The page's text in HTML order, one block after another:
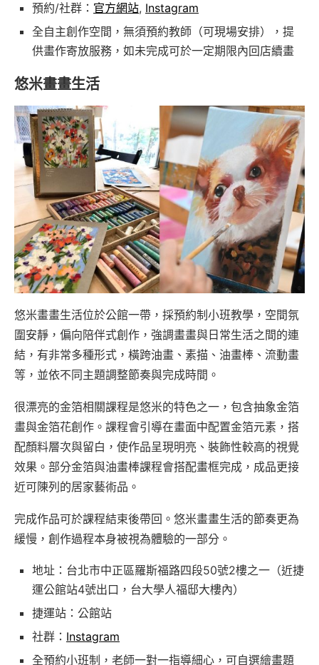
預約/社群： 官方網站, Instagram
全自主創作空間，無須預約教師（可現場安排），提
供畫作寄放服務，如未完成可於一定期限內回店續畫
悠米畫畫生活
悠米畫畫生活位於公館一帶，採預約制小班教學，空間氛
圍安靜，偏向陪伴式創作，強調畫畫與日常生活之間的連
結，有非常多種形式，橫跨油畫、素描、油畫棒、流動畫
等，並依不同主題調整節奏與完成時間。
很漂亮的金箔相關課程是悠米的特色之一，包含抽象金箔
畫與金箔花創作。課程會引導在畫面中配置金箔元素，搭
配顏料層次與留白，使作品呈現明亮、裝飾性較高的視覺
效果。部分金箔與油畫棒課程會搭配畫框完成，成品更接
近可陳列的居家藝術品。
完成作品可於課程結束後帶回。悠米畫畫生活的節奏更為
緩慢，創作過程本身被視為體驗的一部分。
地址：台北市中正區羅斯福路四段50號2樓之一（近捷
運公館站4號出口，台大學人福邸大樓內）
捷運站：公館站
社群： Instagram
全預約小班制，老師一對一指導細心，可自選繪畫題